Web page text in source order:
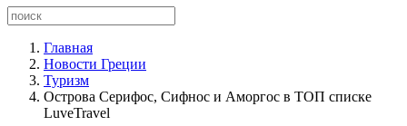
Главная
Новости Греции
Туризм
Острова Серифос, Сифнос и Аморгос в ТОП списке
LuveTravel